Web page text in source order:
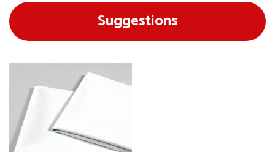
Suggestions